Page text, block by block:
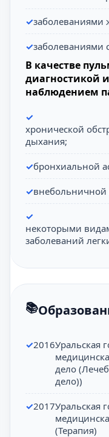
заболеваниями
заболеваниями
В качестве
диагностикой
наблюдением
хронической
дыхания;
бронхиальной
некоторыми
заболеваний
2016Уральская
дело
дело))
2017Уральская
(Терапия)